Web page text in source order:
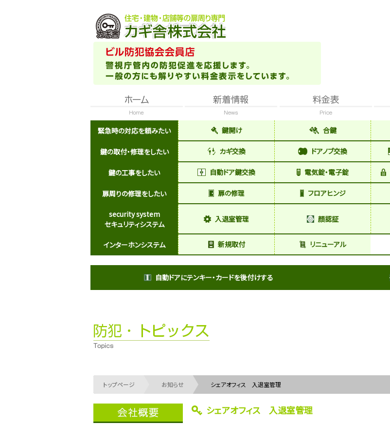
緊急時の対応を頼みたい 鍵開け 合鍵
鍵の取付・修理をしたい カギ交換 ドアノブ交換
鍵の工事をしたい 自動ドア鍵交換 電気錠・電子錠
扉周りの修理をしたい 扉の修理 フロアヒンジ
security system
セキュリティシステム
入退室管理 顔認証
インターホンシステム 新規取付 リニューアル
自動ドアにテンキー・カードを後付けする
トップページ お知らせ シェアオフィス 入退室管理
シェアオフィス 入退室管理